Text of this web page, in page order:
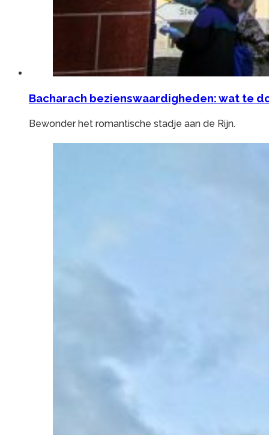
Bacharach bezienswaardigheden: wat te
Bewonder het romantische stadje aan de Rijn.